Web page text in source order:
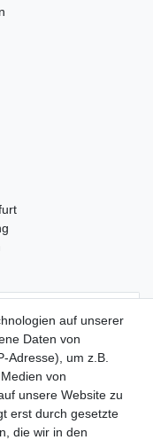
es sich um ein Pflichtfeld.
auf unserer
Daten von
Adresse), um z.B.
von
unsere Website zu
erst durch gesetzte
die wir in den